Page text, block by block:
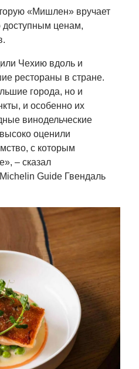
«Мишлен» вручает
доступным ценам,
Чехию вдоль и
рестораны в стране.
города, но и
и особенно их
винодельческие
оценили
с которым
– сказал
Guide Гвендаль